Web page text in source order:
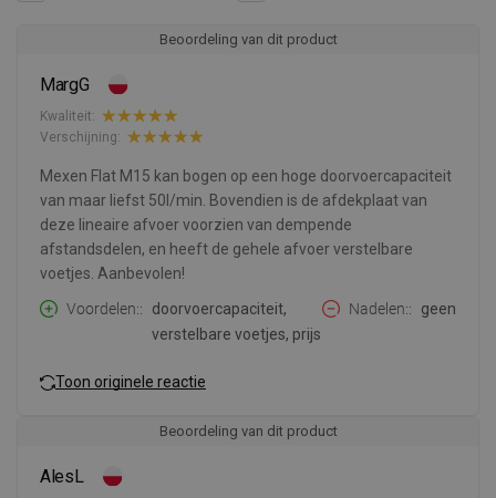
Beoordeling van dit product
MargG
Kwaliteit:
Verschijning:
Mexen Flat M15 kan bogen op een hoge doorvoercapaciteit
van maar liefst 50l/min. Bovendien is de afdekplaat van
deze lineaire afvoer voorzien van dempende
afstandsdelen, en heeft de gehele afvoer verstelbare
voetjes. Aanbevolen!
Voordelen:
doorvoercapaciteit,
verstelbare voetjes, prijs
Nadelen: geen
Toon originele reactie
Beoordeling van dit product
AlesL